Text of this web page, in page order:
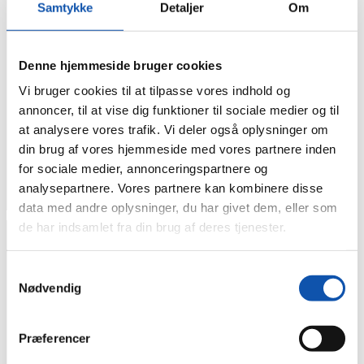
Samtykke Detaljer Om
Denne hjemmeside bruger cookies
Vi bruger cookies til at tilpasse vores indhold og
annoncer, til at vise dig funktioner til sociale medier og til
at analysere vores trafik. Vi deler også oplysninger om
din brug af vores hjemmeside med vores partnere inden
for sociale medier, annonceringspartnere og
analysepartnere. Vores partnere kan kombinere disse
data med andre oplysninger, du har givet dem, eller som
de har indsamlet fra din brug af deres tjenester.
Nødvendig
Præferencer
opfører sig på. F.eks. dit foretrukne sprog, eller den region, du
befinder dig i.
Navn Udbyder Formål
i18nextLng
customerwid
get.telavox.c
Registrerer den
besøgendes
fortrukne sprogindstillin
g. Hjemmesiden husker
denne præference og
indstiller sproget
derefter ved genbesøg.
nt
Statistik (4)
Statistiske cookies giver hjemmesideejere indsigt i brugernes
interaktion med hjemmesiden, ved at indsamle og rapportere
Navn
Maksimal